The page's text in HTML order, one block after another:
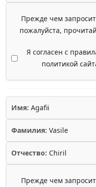
Прежде чем
пожалуйста,
Я согласен с
политикой
Имя: Agafii
Фамилия: Vasile
Отчество: Chiril
Прежде чем